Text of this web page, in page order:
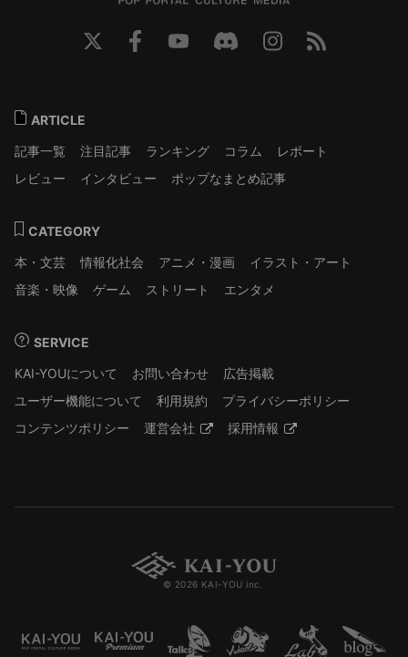
ARTICLE
記事一覧
注目記事 ランキング コラム
レポート
レビュー
インタビュー ポップなまとめ記事
CATEGORY
本・文芸
情報化社会 アニメ・漫画
イラスト・アート
音楽・映像
ゲーム ストリート エンタメ
SERVICE
KAI-YOUについて
お問い合わせ
広告掲載
ユーザー機能について
利用規約
プライバシーポリシー
コンテンツポリシー
運営会社 採用情報
© 2026 KAI-YOU inc.